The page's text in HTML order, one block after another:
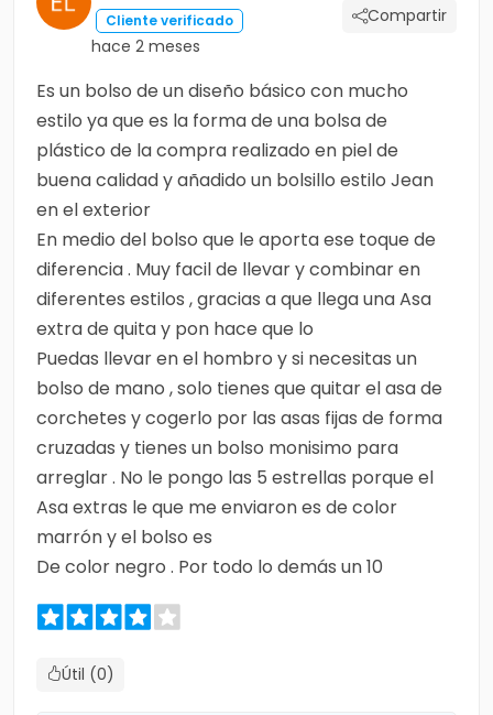
Cliente verificado
hace 2 meses
Compartir
Es un bolso de un diseño básico con mucho
estilo ya que es la forma de una bolsa de
plástico de la compra realizado en piel de
buena calidad y añadido un bolsillo estilo Jean
en el exterior
En medio del bolso que le aporta ese toque de
diferencia . Muy facil de llevar y combinar en
diferentes estilos , gracias a que llega una Asa
extra de quita y pon hace que lo
Puedas llevar en el hombro y si necesitas un
bolso de mano , solo tienes que quitar el asa de
corchetes y cogerlo por las asas fijas de forma
cruzadas y tienes un bolso monisimo para
arreglar . No le pongo las 5 estrellas porque el
Asa extras le que me enviaron es de color
marrón y el bolso es
De color negro . Por todo lo demás un 10
Útil (0)